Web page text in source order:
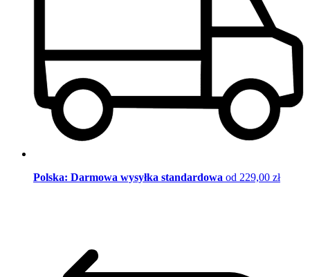
Polska: Darmowa wysyłka standardowa od 229,00 zł